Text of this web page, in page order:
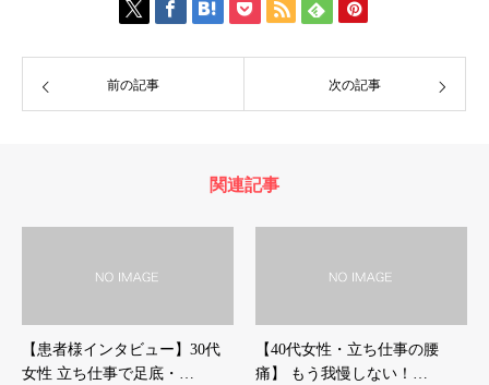
前の記事 次の記事
関連記事
【患者様インタビュー】30代
女性 立ち仕事で足底・…
【40代女性・立ち仕事の腰
痛】 もう我慢しない！…